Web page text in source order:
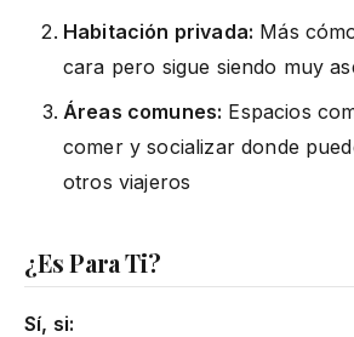
Habitación privada: Más
cara pero sigue siendo muy
Áreas comunes: Espacios
comer y socializar donde
otros viajeros
¿Es Para Ti?
Sí, si: